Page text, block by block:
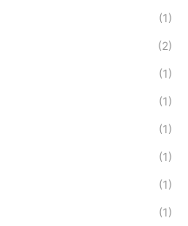
(1)
(2)
(1)
(1)
(1)
(1)
(1)
(1)